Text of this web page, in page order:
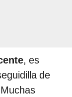
, es
de